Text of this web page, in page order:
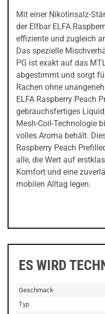
Mit einer Nikotinsalz-
der Elfbar ELFA
effiziente und zugleich
Das spezielle
PG ist exakt auf das
abgestimmt und sorgt
Rachen ohne
ELFA Raspberry Peach
gebrauchsfertiges
Mesh-Coil-Technologie
volles Aroma behält.
Raspberry Peach
alle, die Wert auf
Komfort und eine
mobilen Alltag legen.
ES WIRD
Geschmack
Typ